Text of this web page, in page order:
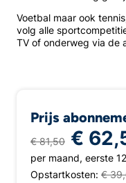
Voetbal maar ook
volg alle
TV of onderweg via de
Prijs
€ 81,50 €
per maand, eerste
Opstartkosten: €